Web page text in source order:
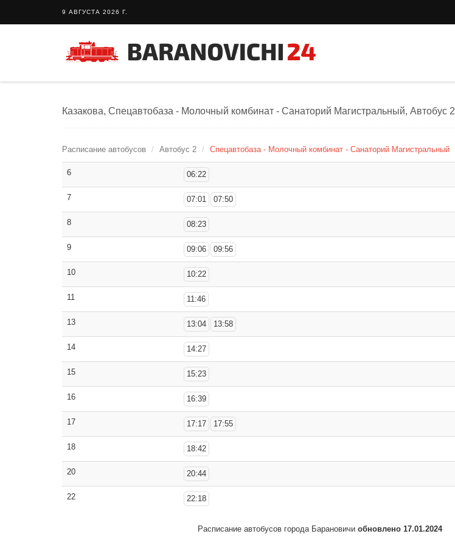
9 АВГУСТА 2026 Г.
Казакова, Спецавтобаза - Молочный комбинат - Санаторий Магистральный, Автобус 2
Расписание автобусов Автобус 2 Спецавтобаза - Молочный комбинат - Санаторий Магистральный
6 06:22
7 07:01 07:50
8 08:23
9 09:06 09:56
10 10:22
11 11:46
13 13:04 13:58
14 14:27
15 15:23
16 16:39
17 17:17 17:55
18 18:42
20 20:44
22 22:18
Расписание автобусов города Барановичи обновлено 17.01.2024